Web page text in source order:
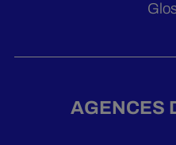
AGENCES